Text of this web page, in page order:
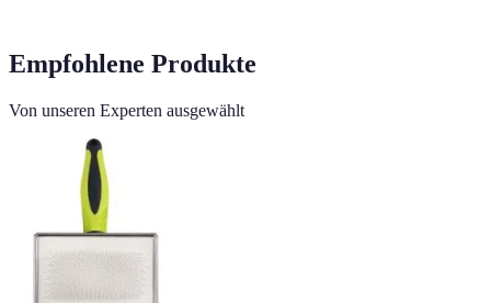
Empfohlene Produkte
Von unseren Experten ausgewählt